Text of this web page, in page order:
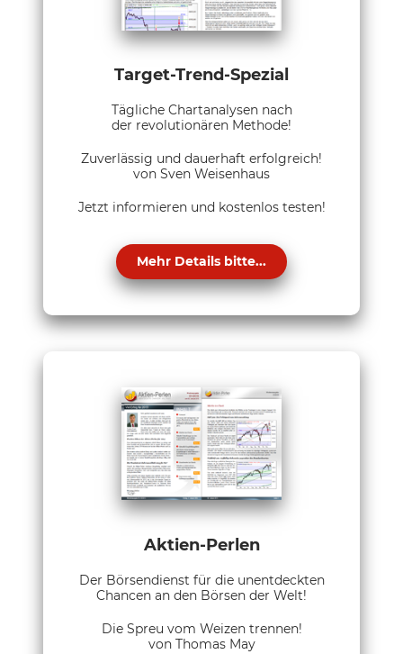
Target-Trend-Spezial
Tägliche Chartanalysen nach
der revolutionären Methode!
Zuverlässig und dauerhaft erfolgreich!
von Sven Weisenhaus
Jetzt informieren und kostenlos testen!
Mehr Details bitte...
Aktien-Perlen
Der Börsendienst für die unentdeckten
Chancen an den Börsen der Welt!
Die Spreu vom Weizen trennen!
von Thomas May